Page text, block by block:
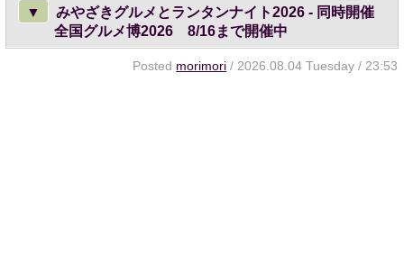
▼
みやざきグルメとランタンナイト2026 - 同時開催
全国グルメ博2026 8/16まで開催中
Posted morimori / 2026.08.04 Tuesday / 23:53